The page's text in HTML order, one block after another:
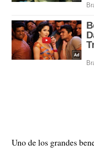
Uno de los grandes